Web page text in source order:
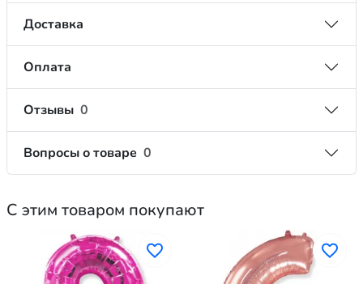
Доставка
Оплата
Отзывы 0
Вопросы о товаре 0
С этим товаром покупают